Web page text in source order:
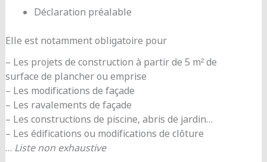
Déclaration préalable
Elle est notamment obligatoire pour
– Les projets de construction à partir de 5 m² de
surface de plancher ou emprise
– Les modifications de façade
– Les ravalements de façade
– Les constructions de piscine, abris de jardin…
– Les édifications ou modifications de clôture
… Liste non exhaustive